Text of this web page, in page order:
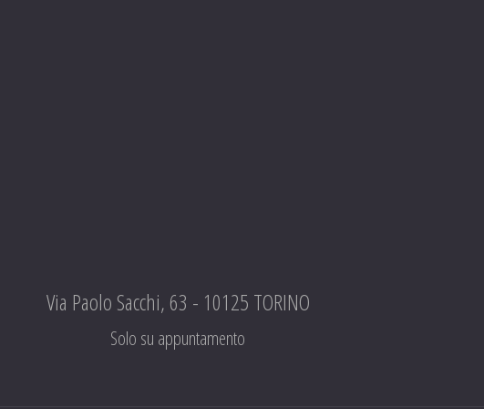
Via Paolo Sacchi, 63 - 10125 TORINO
Solo su appuntamento